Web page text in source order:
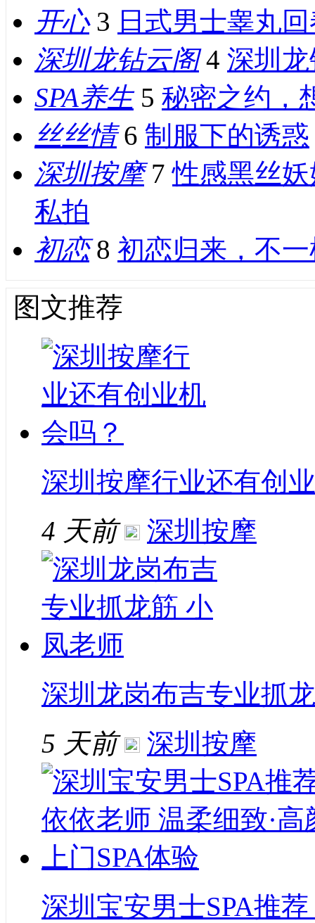
开心 3 日式男士睾丸
深圳龙钻云阁 4 深圳
SPA养生 5 秘密之约，
丝丝情 6 制服下的诱惑
深圳按摩 7 性感黑丝
私拍
初恋 8 初恋归来，不
图文推荐
深圳按摩行业还有创
4 天前
深圳按摩
深圳龙岗布吉专业抓
5 天前
深圳按摩
深圳宝安男士SPA推